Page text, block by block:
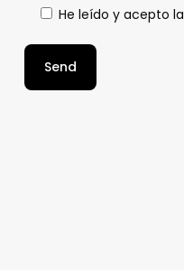
He leído y acepto la